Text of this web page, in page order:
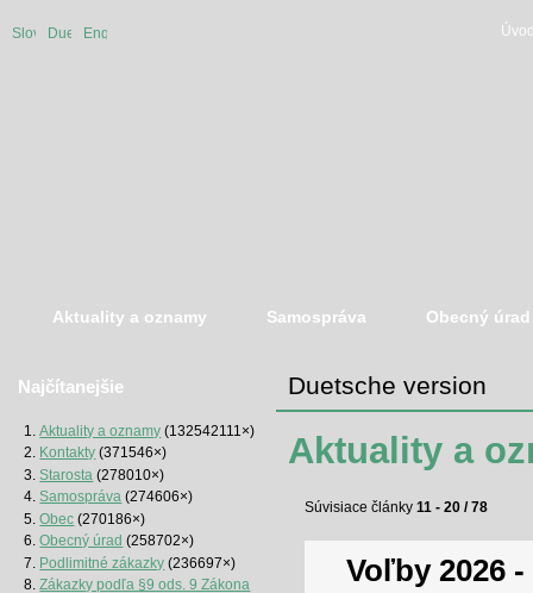
SlovenskáDuetsche
English
Aktuality a oznamy Samospráva Obecný úrad
Najčítanejšie
Aktuality a oznamy (132542111×)
Kontakty (371546×)
Starosta (278010×)
Samospráva (274606×)
Obec (270186×)
Obecný úrad (258702×)
Podlimitné zákazky (236697×)
Zákazky podľa §9 ods. 9 Zákona
Duetsche version
Aktuality a
Súvisiace články 11 - 20 / 78
Voľby 2026